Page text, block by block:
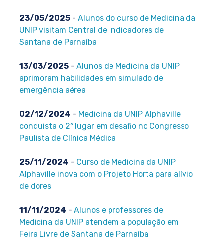
23/05/2025 - Alunos do curso de Medicina da
UNIP visitam Central de Indicadores de
Santana de Parnaíba
13/03/2025 - Alunos de Medicina da UNIP
aprimoram habilidades em simulado de
emergência aérea
02/12/2024 - Medicina da UNIP Alphaville
conquista o 2º lugar em desafio no Congresso
Paulista de Clínica Médica
25/11/2024 - Curso de Medicina da UNIP
Alphaville inova com o Projeto Horta para alívio
de dores
11/11/2024 - Alunos e professores de
Medicina da UNIP atendem a população em
Feira Livre de Santana de Parnaíba